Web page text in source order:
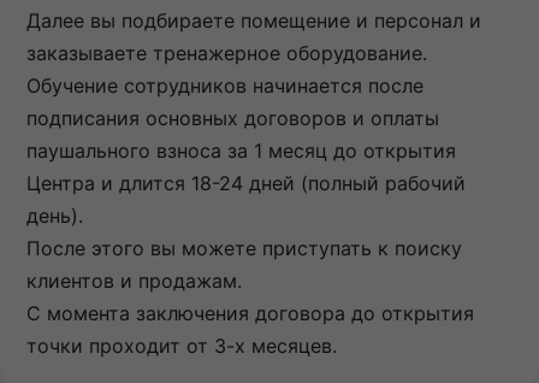
Далее вы подбираете помещение и персонал и
заказываете тренажерное оборудование.
Обучение сотрудников начинается после
подписания основных договоров и оплаты
паушального взноса за 1 месяц до открытия
Центра и длится 18-24 дней (полный рабочий
день).
После этого вы можете приступать к поиску
клиентов и продажам.
С момента заключения договора до открытия
точки проходит от 3-х месяцев.